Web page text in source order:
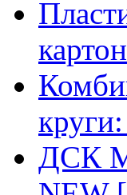
ДСК